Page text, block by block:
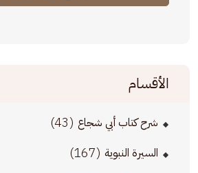
الأقسام
شرح كتاب أبي شجاع (43)
السيرة النبوية (167)